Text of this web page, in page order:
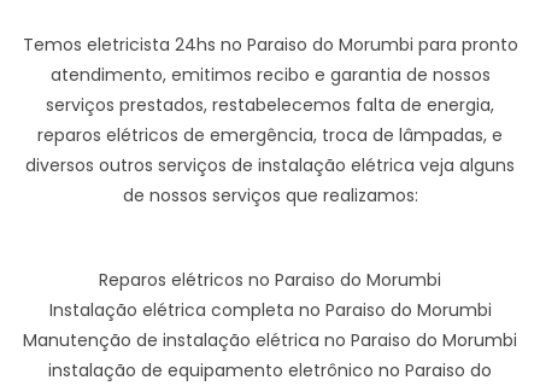
Temos eletricista 24hs no Paraiso do Morumbi para pronto
atendimento, emitimos recibo e garantia de nossos
serviços prestados, restabelecemos falta de energia,
reparos elétricos de emergência, troca de lâmpadas, e
diversos outros serviços de instalação elétrica veja alguns
de nossos serviços que realizamos:
Reparos elétricos no Paraiso do Morumbi
Instalação elétrica completa no Paraiso do Morumbi
Manutenção de instalação elétrica no Paraiso do Morumbi
instalação de equipamento eletrônico no Paraiso do